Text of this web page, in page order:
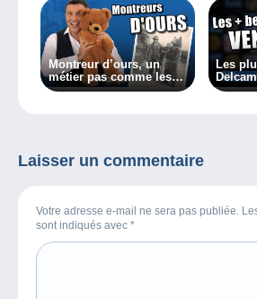
Montreur d’ours, un
métier pas comme les
autres !
Les
Laisser un commentaire
Votre adresse e-mail ne sera pas publiée.
sont indiqués avec *